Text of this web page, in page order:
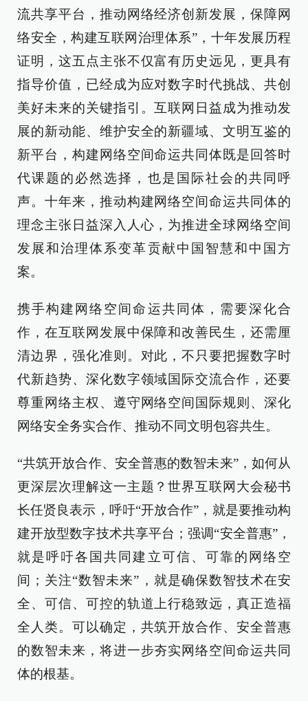
流共享平台，推动网络经济创新发展，保障网
络安全，构建互联网治理体系”，十年发展历程
证明，这五点主张不仅富有历史远见，更具有
指导价值，已经成为应对数字时代挑战、共创
美好未来的关键指引。互联网日益成为推动发
展的新动能、维护安全的新疆域、文明互鉴的
新平台，构建网络空间命运共同体既是回答时
代课题的必然选择，也是国际社会的共同呼
声。十年来，推动构建网络空间命运共同体的
理念主张日益深入人心，为推进全球网络空间
发展和治理体系变革贡献中国智慧和中国方
案。
携手构建网络空间命运共同体，需要深化合
作，在互联网发展中保障和改善民生，还需厘
清边界，强化准则。对此，不只要把握数字时
代新趋势、深化数字领域国际交流合作，还要
尊重网络主权、遵守网络空间国际规则、深化
网络安全务实合作、推动不同文明包容共生。
“共筑开放合作、安全普惠的数智未来”，如何从
更深层次理解这一主题？世界互联网大会秘书
长任贤良表示，呼吁“开放合作”，就是要推动构
建开放型数字技术共享平台；强调“安全普惠”，
就是呼吁各国共同建立可信、可靠的网络空
间；关注“数智未来”，就是确保数智技术在安
全、可信、可控的轨道上行稳致远，真正造福
全人类。可以确定，共筑开放合作、安全普惠
的数智未来，将进一步夯实网络空间命运共同
体的根基。